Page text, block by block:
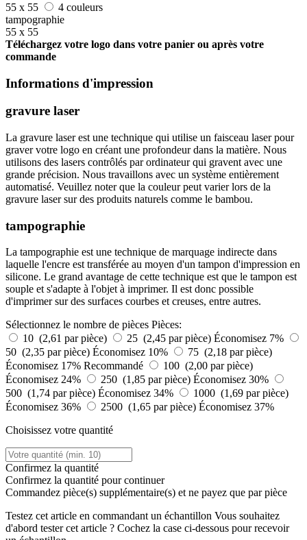
55 x 55
4 couleurs
tampographie
55 x 55
Téléchargez votre logo dans votre panier ou après votre
commande
Informations d'impression
gravure laser
La gravure laser est une technique qui utilise un faisceau laser pour
graver votre logo en créant une profondeur dans la matière. Nous
utilisons des lasers contrôlés par ordinateur qui gravent avec une
grande précision. Nous travaillons avec un système entièrement
automatisé. Veuillez noter que la couleur peut varier lors de la
gravure laser sur des produits naturels comme le bambou.
tampographie
La tampographie est une technique de marquage indirecte dans
laquelle l'encre est transférée au moyen d'un tampon d'impression en
silicone. Le grand avantage de cette technique est que le tampon est
souple et s'adapte à l'objet à imprimer. Il est donc possible
d'imprimer sur des surfaces courbes et creuses, entre autres.
Sélectionnez le nombre de pièces Pièces:
10 (2,61 par pièce)
25 (2,45 par pièce) Économisez 7%
50 (2,35 par pièce) Économisez 10%
75 (2,18 par pièce)
Économisez 17% Recommandé
100 (2,00 par pièce)
Économisez 24%
250 (1,85 par pièce) Économisez 30%
500 (1,74 par pièce) Économisez 34%
1000 (1,69 par pièce)
Économisez 36%
2500 (1,65 par pièce) Économisez 37%
Choisissez votre quantité
Confirmez la quantité
Confirmez la quantité pour continuer
Commandez pièce(s) supplémentaire(s) et ne payez que par pièce
Testez cet article en commandant un échantillon Vous souhaitez
d'abord tester cet article ? Cochez la case ci-dessous pour recevoir